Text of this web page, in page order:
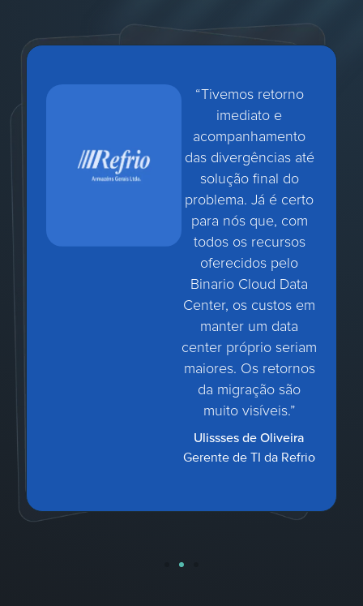
“Tivemos retorno
imediato e
acompanhamento
das divergências até
solução final do
problema. Já é certo
para nós que, com
todos os recursos
oferecidos pelo
Binario Cloud Data
Center, os custos em
manter um data
center próprio seriam
maiores. Os retornos
da migração são
muito visíveis.”
Ulissses de Oliveira
Gerente de TI da Refrio